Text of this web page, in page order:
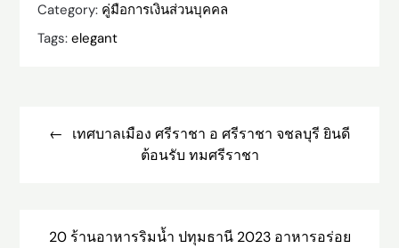
Category: คู่มือการเงินส่วนบุคคล
Tags:elegant
navigationเทศบาลเมือง ศรีราชา อ ศรีราชา จชลบุรี ยินดี
ต้อนรับ ทมศรีราชา
20 ร้านอาหารริมน้ำ ปทุมธานี 2023 อาหารอร่อย